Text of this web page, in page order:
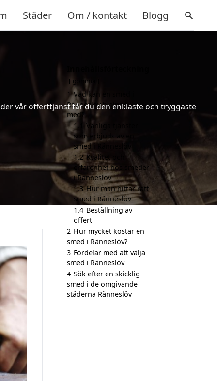
Städer Om / kontakt Blogg
vår offerttjänst får du den enklaste och tryggaste
gömma
1 Vad kan en smed i
Ränneslöv hjälpa till
med?
1.1
Vanliga tjänster
som erbjuds av en
smed i Ränneslöv
1.2 Kvalitet och
erfarenhet hos smeder
i Ränneslöv
1.3 Hur man hittar rätt
smed i Ränneslöv
1.4 Beställning av
offert
2 Hur mycket kostar en
smed i Ränneslöv?
3 Fördelar med att välja
smed i Ränneslöv
4 Sök efter en skicklig
smed i de omgivande
städerna Ränneslöv